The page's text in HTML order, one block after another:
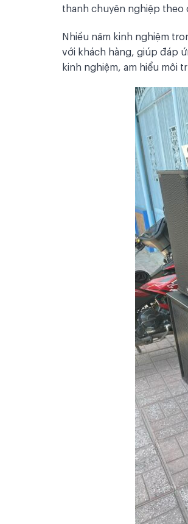
thanh chuyên nghiệp theo
Nhiều năm kinh nghiệm
với khách hàng, giúp đáp
kinh nghiệm, am hiểu môi